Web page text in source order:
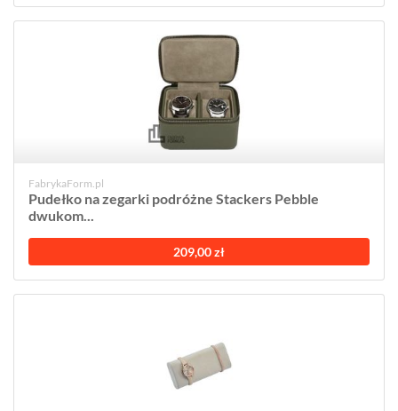
FabrykaForm.pl
Pudełko na zegarki podróżne Stackers Pebble
dwukom...
209,00 zł